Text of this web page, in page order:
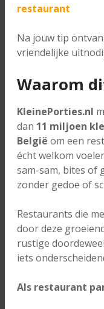
restaurant
Na jouw tip
vriendelijke
Waarom
KleinePorties.nl
dan 11 miljoen
België om een
écht welkom
sam-sam, bites of
zonder gedoe of
Restaurants die
door deze
rustige
iets
Als restaurant